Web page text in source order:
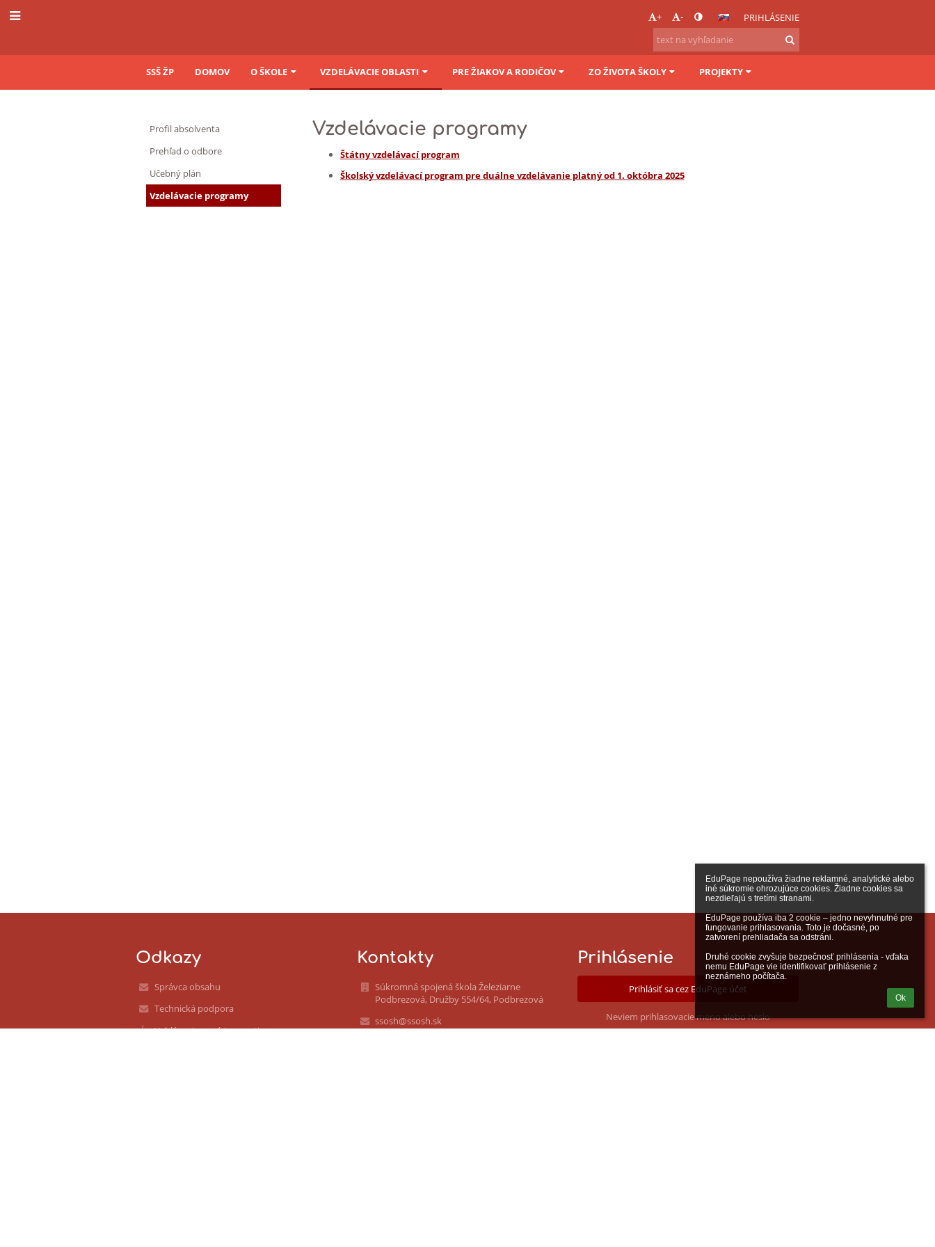
EduPage nepoužíva žiadne reklamné, analytické alebo
iné súkromie ohrozujúce cookies. Žiadne cookies sa
nezdieľajú s tretími stranami.
EduPage používa iba 2 cookie – jedno nevyhnutné pre
fungovanie prihlasovania. Toto je dočasné, po
zatvorení prehliadača sa odstráni.
Druhé cookie zvyšuje bezpečnosť prihlásenia - vďaka
nemu EduPage vie identifikovať prihlásenie z
neznámeho počítača.
Ok
+ - PRIHLÁSENIE
SSŠ ŽP DOMOV O ŠKOLE VZDELÁVACIE OBLASTI PRE ŽIAKOV A RODIČOV ZO ŽIVOTA ŠKOLY PROJEKTY
hutníctve
a
zlievarenstve
Profil absolventa
Prehľad o odbore
Učebný plán
Vzdelávacie programy
Vzdelávacie programy
Štátny vzdelávací program
Školský vzdelávací program pre duálne vzdelávanie platný od 1. októbra 2025
Odkazy
Správca obsahu
Technická podpora
Vyhlásenie o prístupnosti
Kontakty
Súkromná spojená škola Železiarne
Podbrezová, Družby 554/64, Podbrezová
ssosh@ssosh.sk
Prihlásenie
Prihlásiť sa cez EduPage účet
Neviem prihlasovacie meno alebo heslo